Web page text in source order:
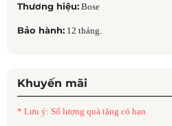
Thương hiệu: Bose
Bảo hành: 12 tháng.
Khuyến mãi
* Lưu ý: Số lượng quà tặng có hạn